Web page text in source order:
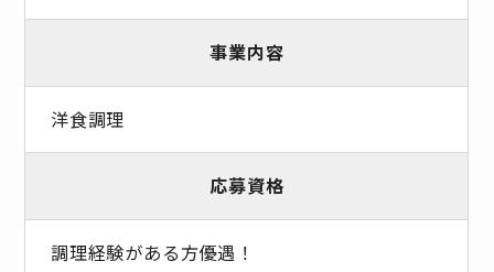
事業内容
洋食調理
応募資格
調理経験がある方優遇！